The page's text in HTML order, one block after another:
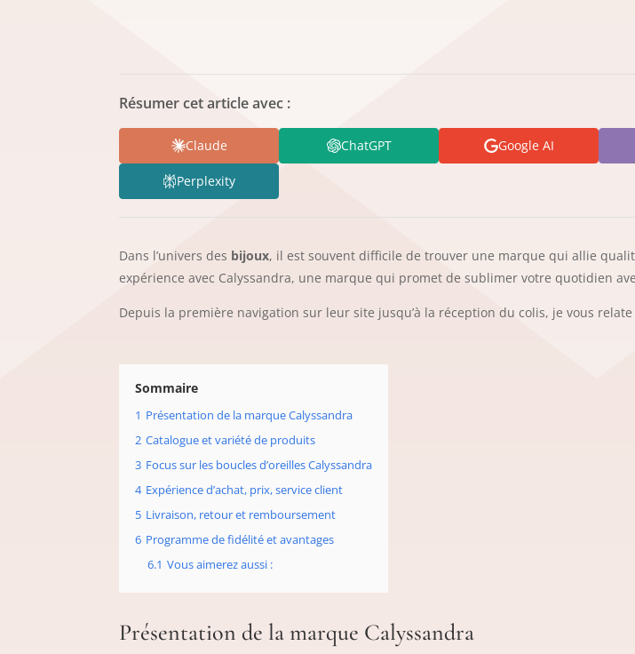
Résumer cet article avec :
Claude ChatGPT Google AI
Perplexity
Dans l’univers des bijoux, il est souvent difficile de trouver une marque qui allie
expérience avec Calyssandra, une marque qui promet de sublimer votre quotidien
Depuis la première navigation sur leur site jusqu’à la réception du colis, je vous
Sommaire
1 Présentation de la marque Calyssandra
2 Catalogue et variété de produits
3 Focus sur les boucles d’oreilles Calyssandra
4 Expérience d’achat, prix, service client
5 Livraison, retour et remboursement
6 Programme de fidélité et avantages
6.1 Vous aimerez aussi :
Présentation de la marque Calyssandra